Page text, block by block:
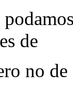
de
no